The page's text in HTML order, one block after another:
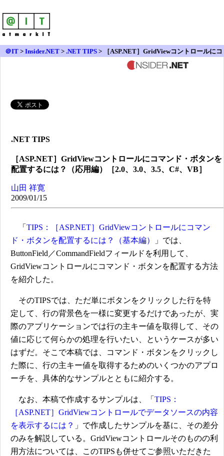
＠IT > Insider.NET > .NET TIPS > ［ASP.NET］GridViewコントロールにコ
マンド・ボタンを配置するには？（応用編）［2.0、3.0、3.5、C#、VB］
.NET TIPS
［ASP.NET］GridViewコントロールにコマンド・ボタンを
配置するには？（応用編）［2.0、3.0、3.5、C#、VB］
山田 祥寛
2009/01/15
「 TIPS：［ASP.NET］GridViewコントロールにコマン
ド・ボタンを配置するには？（基本編）
」では、
ButtonField／CommandFieldフィールドを利用して、
GridViewコントロールにコマンド・ボタンを配置する方法
を紹介した。
そのTIPSでは、ただ単にボタンをクリックした行を特
定して、行の背景色を一様に変更するだけであったが、実
際のアプリケーションでは行の主キー値を取得して、その
値に応じて何らかの処理を行いたい、というケースが多い
はずだ。そこで本稿では、コマンド・ボタンをクリックし
た際に、行の主キー値を取得するためのいくつかのアプロ
ーチを、具体的なサンプルとともに紹介する。
なお、本稿で作成するサンプルは、「 TIPS：
［ASP.NET］GridViewコントロールでデータソースの内容
を表示するには？ 」で作成したサンプルを基に、その差分
のみを解説している。GridViewコントロールそのものの利
用方法については、このTIPSも併せてご参照いただきた